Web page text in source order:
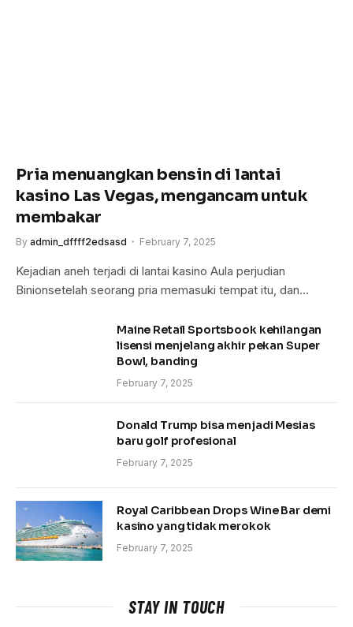
Pria menuangkan bensin di lantai
kasino Las Vegas, mengancam untuk
membakar
By admin_dffff2edsasd February 7, 2025
Kejadian aneh terjadi di lantai kasino Aula perjudian
Binionsetelah seorang pria memasuki tempat itu, dan…
Maine Retail Sportsbook kehilangan
lisensi menjelang akhir pekan Super
Bowl, banding
February 7, 2025
Donald Trump bisa menjadi Mesias
baru golf profesional
February 7, 2025
Royal Caribbean Drops Wine Bar demi
kasino yang tidak merokok
February 7, 2025
STAY IN TOUCH